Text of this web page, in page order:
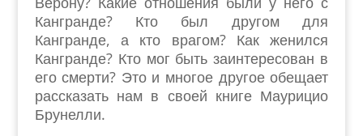
Кангранде? Кто был другом для
Кангранде, а кто врагом? Как женился
Кангранде? Кто мог быть заинтересован в
его смерти? Это и многое другое обещает
рассказать нам в своей книге Маурицио
Брунелли.